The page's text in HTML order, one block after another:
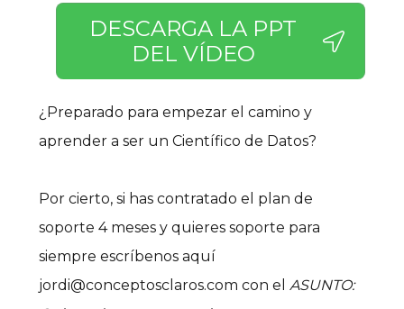
DESCARGA LA PPT
DEL VÍDEO
¿Preparado para empezar el camino y
aprender a ser un Científico de Datos?
Por cierto, si has contratado el plan de
soporte 4 meses y quieres soporte para
siempre escríbenos aquí
jordi@conceptosclaros.com con elASUNTO: